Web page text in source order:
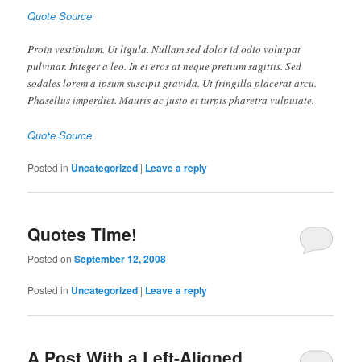
Quote Source
Proin vestibulum. Ut ligula. Nullam sed dolor id odio volutpat
pulvinar. Integer a leo. In et eros at neque pretium sagittis. Sed
sodales lorem a ipsum suscipit gravida. Ut fringilla placerat arcu.
Phasellus imperdiet. Mauris ac justo et turpis pharetra vulputate.
Quote Source
Posted in Uncategorized | Leave a reply
Quotes Time!
Posted onSeptember 12, 2008
Posted in Uncategorized | Leave a reply
A Post With a Left-Aligned